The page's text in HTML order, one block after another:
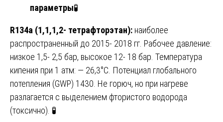
параметры🧪
R134a (1,1,1,2- тетрафторэтан): наиболее
распространенный до 2015- 2018 гг. Рабочее давление:
низкое 1,5- 2,5 бар, высокое 12- 18 бар. Температура
кипения при 1 атм: — 26,3°C. Потенциал глобального
потепления (GWP) 1430. Не горюч, но при нагреве
разлагается с выделением фтористого водорода
(токсично). 🧪